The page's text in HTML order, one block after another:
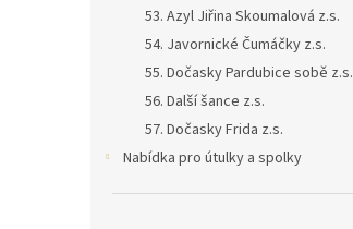
53. Azyl Jiřina Skoumalová z.s.
54. Javornické Čumáčky z.s.
55. Dočasky Pardubice sobě z.s.
56. Další šance z.s.
57. Dočasky Frida z.s.
Nabídka pro útulky a spolky